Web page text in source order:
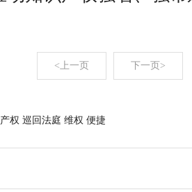
<上一页 下一页>
权 巡回法庭 维权 便捷